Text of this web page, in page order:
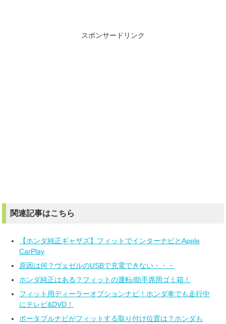
スポンサードリンク
関連記事はこちら
【ホンダ純正ギャザズ】フィットでインターナビとApple
CarPlay
原因は何？ヴェゼルのUSBで充電できない・・・
ホンダ純正はある？フィットの運転/助手席用ゴミ箱！
フィット用ディーラーオプションナビ！ホンダ車でも走行中
にテレビ&DVD！
ポータブルナビがフィットする取り付け位置は？ホンダも